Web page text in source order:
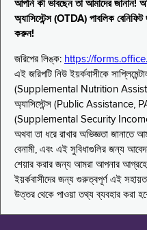
আপনি কী ভাবছেন তা আমাদের জানান!
অ্যাসিস্টেন্স (OTDA) পাবলিক
করুন!
জরিপের লিঙ্ক: https://
এই জরিপটি নিউ ইয়র্কবাসীকে
(Supplemental Nutrition
অ্যাসিস্টেন্স (Public Assistance,
(Supplemental Security Income,
অথবা তা ধরে রাখার অভিজ্ঞতা জানাতে
বেনামী, এবং এই সুবিধাগুলির জন্য
শেয়ার করার জন্য আমরা আপনার
ইয়র্কবাসীদের জন্য গুরুত্বপূর্ণ এই
উত্তর থেকে পাওয়া তথ্য ব্যবহার করা